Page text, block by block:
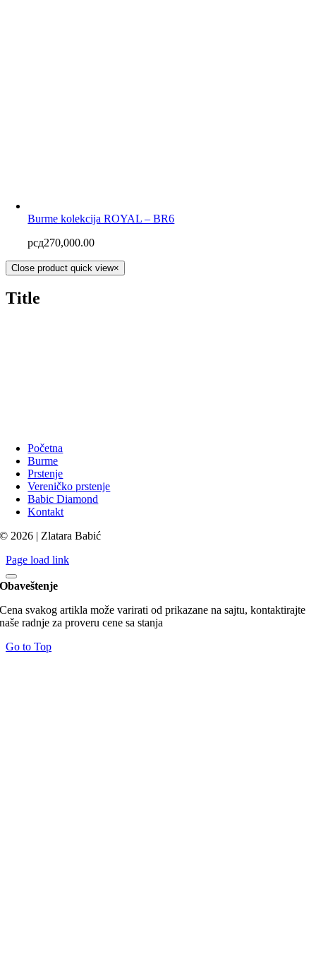
Burme kolekcija ROYAL – BR6
рсд270,000.00
Close product quick view×
Title
Početna
Burme
Prstenje
Vereničko prstenje
Babic Diamond
Kontakt
© 2026 | Zlatara Babić
Page load link
Obaveštenje
Cena svakog artikla može varirati od prikazane na sajtu, kontaktirajte
naše radnje za proveru cene sa stanja
Go to Top